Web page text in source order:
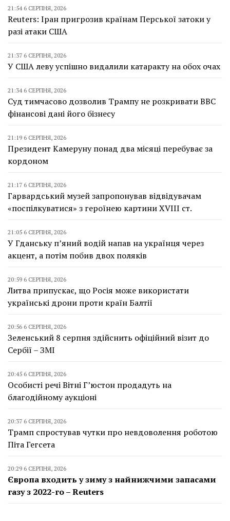
21:54 6 СЕРПНЯ, 2026
Reuters: Іран пригрозив країнам Перської затоки у
разі атаки США
21:37 6 СЕРПНЯ, 2026
У США леву успішно видалили катаракту на обох очах
21:34 6 СЕРПНЯ, 2026
Суд тимчасово дозволив Трампу не розкривати BBC
фінансові дані його бізнесу
21:19 6 СЕРПНЯ, 2026
Президент Камеруну понад два місяці перебуває за
кордоном
21:17 6 СЕРПНЯ, 2026
Гарвардський музей запропонував відвідувачам
«поспілкуватися» з героїнею картини XVIII ст.
21:05 6 СЕРПНЯ, 2026
У Гданську п’яний водій напав на українця через
акцент, а потім побив двох поляків
20:59 6 СЕРПНЯ, 2026
Литва припускає, що Росія може використати
українські дрони проти країн Балтії
20:56 6 СЕРПНЯ, 2026
Зеленський 8 серпня здійснить офіційний візит до
Сербії – ЗМІ
20:45 6 СЕРПНЯ, 2026
Особисті речі Вітні Г’юстон продадуть на
благодійному аукціоні
20:37 6 СЕРПНЯ, 2026
Трамп спростував чутки про невдоволення роботою
Піта Гегсета
20:29 6 СЕРПНЯ, 2026
Європа входить у зиму з найнижчими запасами
газу з 2022-го – Reuters